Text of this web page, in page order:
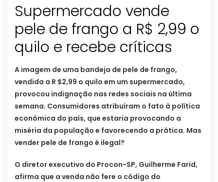
Supermercado vende
pele de frango a R$ 2,99 o
quilo e recebe críticas
A imagem de uma bandeja de pele de frango,
vendida a R $2,99 o quilo em um supermercado,
provocou indignação nas redes sociais na última
semana. Consumidores atribuíram o fato à política
econômica do país, que estaria provocando a
miséria da população e favorecendo a prática. Mas
vender pele de frango é ilegal?
O diretor executivo do Procon-SP, Guilherme Farid,
afirma que a venda não fere o código do